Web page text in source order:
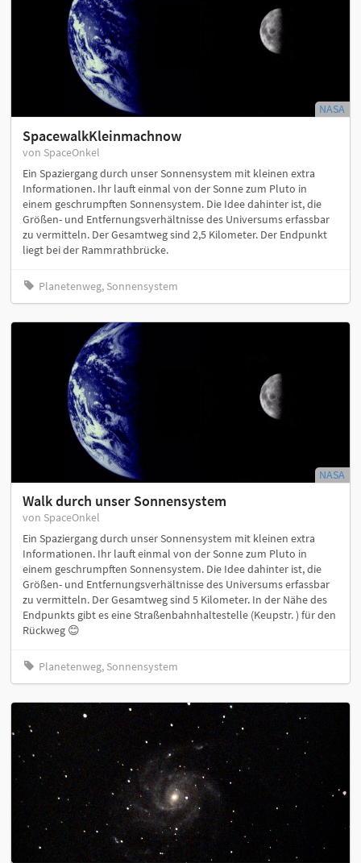
NASA
SpacewalkKleinmachnow
von SpaceOnkel
Ein Spaziergang durch unser Sonnensystem mit kleinen extra
Informationen. Ihr lauft einmal von der Sonne zum Pluto in
einem geschrumpften Sonnensystem. Die Idee dahinter ist, die
Größen- und Entfernungsverhältnisse des Universums erfassbar
zu vermitteln. Der Gesamtweg sind 2,5 Kilometer. Der Endpunkt
liegt bei der Rammrathbrücke.
Planetenweg, Sonnensystem
NASA
Walk durch unser Sonnensystem
von SpaceOnkel
Ein Spaziergang durch unser Sonnensystem mit kleinen extra
Informationen. Ihr lauft einmal von der Sonne zum Pluto in
einem geschrumpften Sonnensystem. Die Idee dahinter ist, die
Größen- und Entfernungsverhältnisse des Universums erfassbar
zu vermitteln. Der Gesamtweg sind 5 Kilometer. In der Nähe des
Endpunkts gibt es eine Straßenbahnhaltestelle (Keupstr. ) für den
Rückweg 😊
Planetenweg, Sonnensystem